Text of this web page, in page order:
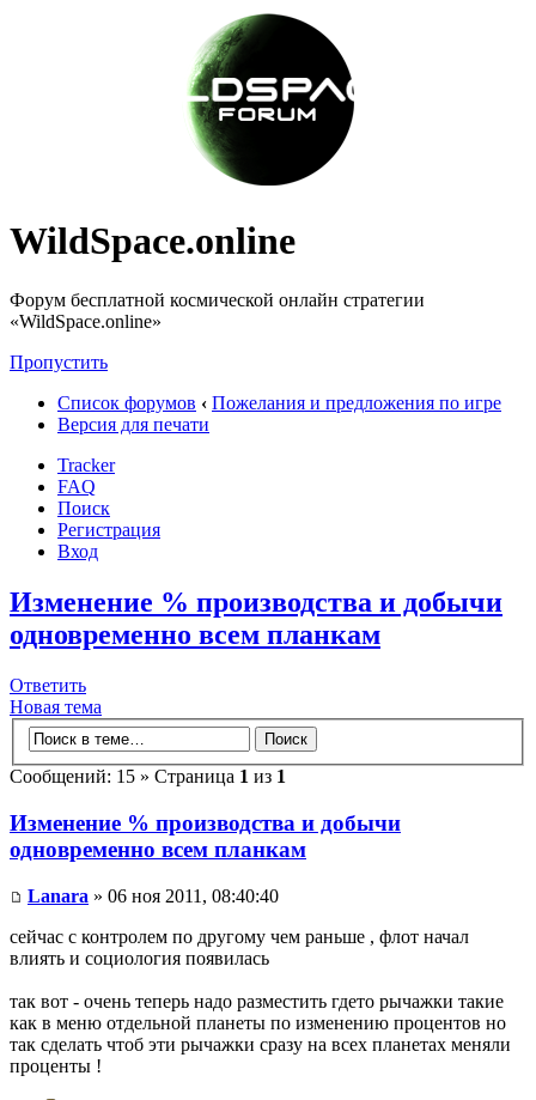
WildSpace.online
Форум бесплатной космической онлайн стратегии
«WildSpace.online»
Пропустить
Список форумов ‹ Пожелания и предложения по игре
Версия для печати
Tracker
FAQ
Поиск
Регистрация
Вход
Изменение % производства и добычи
одновременно всем планкам
Ответить
Новая тема
Сообщений: 15 » Страница 1 из 1
Изменение % производства и добычи
одновременно всем планкам
Lanara » 06 ноя 2011, 08:40:40
сейчас с контролем по другому чем раньше , флот начал
влиять и социология появилась
так вот - очень теперь надо разместить гдето рычажки такие
как в меню отдельной планеты по изменению процентов но
так сделать чтоб эти рычажки сразу на всех планетах меняли
проценты !